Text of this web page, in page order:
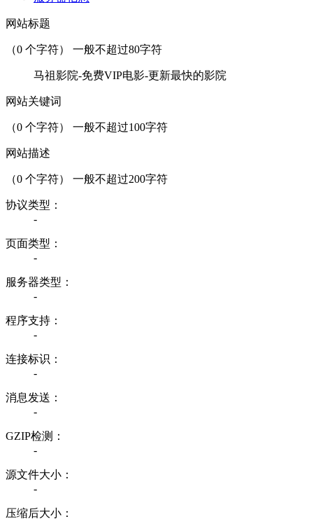
网站标题
（0 个字符） 一般不超过80字符
马祖影院-免费VIP电影-更新最快的影院
网站关键词
（0 个字符） 一般不超过100字符
网站描述
（0 个字符） 一般不超过200字符
协议类型：
-
页面类型：
-
服务器类型：
-
程序支持：
-
连接标识：
-
消息发送：
-
GZIP检测：
-
源文件大小：
-
压缩后大小：